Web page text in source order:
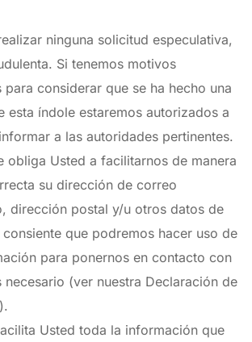
ninguna solicitud especulativa,
Si tenemos motivos
para considerar que se ha hecho una
esta índole estaremos autorizados a
a las autoridades pertinentes.
obliga Usted a facilitarnos de manera
su dirección de correo
dirección postal y/u otros datos de
que podremos hacer uso de
para ponernos en contacto con
necesario (ver nuestra Declaración de
Usted toda la información que